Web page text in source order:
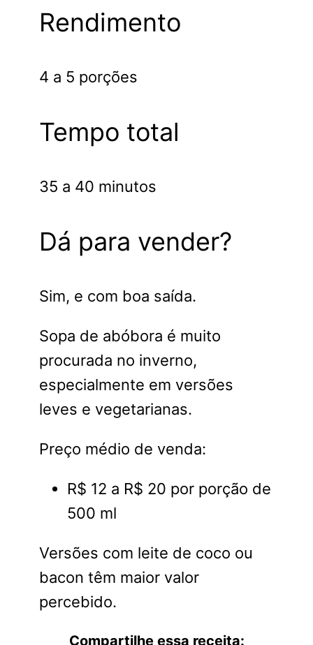
Rendimento
4 a 5 porções
Tempo total
35 a 40 minutos
Dá para vender?
Sim, e com boa saída.
Sopa de abóbora é muito
procurada no inverno,
especialmente em versões
leves e vegetarianas.
Preço médio de venda:
R$ 12 a R$ 20 por porção de
500 ml
Versões com leite de coco ou
bacon têm maior valor
percebido.
Compartilhe essa receita: